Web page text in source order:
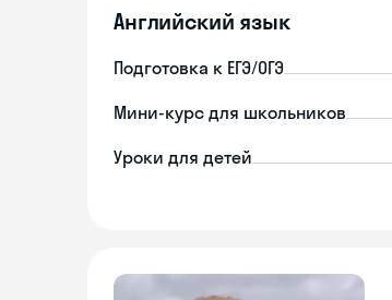
Английский язык
Подготовка к ЕГЭ/ОГЭ
Мини-курс для школьников
Уроки для детей